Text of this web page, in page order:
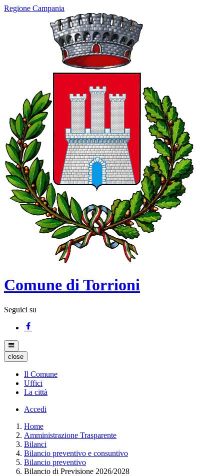
Regione Campania
Comune di Torrioni
Seguici su
close
Il Comune
Uffici
La città
Accedi
Home
Amministrazione Trasparente
Bilanci
Bilancio preventivo e consuntivo
Bilancio preventivo
Bilancio di Previsione 2026/2028